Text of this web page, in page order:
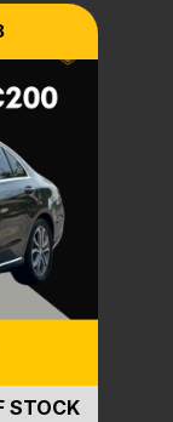
STOCK